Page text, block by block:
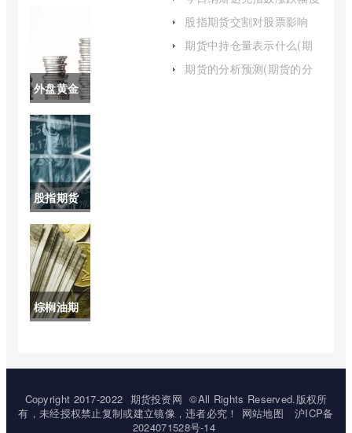
势(上证指
数近30年
走势图)
外盘黄金
实时行情
(黄金外盘
实时走势)
股指期货
延续短线
反弹(股指
期货进一
步恢复)
棕榈油期
榈油期货
实时行情)
(今天纳斯达克指数)
股指期货交割对股票影响
(股指期货交割对股市影响)
期货中持仓量表示什么(期
货多空持仓量怎么看)
期货的分析预测(期货的分
Copyright 2017-2022 期货投资网 ©All Rights Reserved.版权所
有，未经授权禁止复制或建立镜像，违者必究！
网站地图
沪ICP备
2024071528号-14